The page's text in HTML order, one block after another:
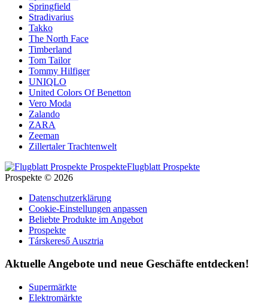
Springfield
Stradivarius
Takko
The North Face
Timberland
Tom Tailor
Tommy Hilfiger
UNIQLO
United Colors Of Benetton
Vero Moda
Zalando
ZARA
Zeeman
Zillertaler Trachtenwelt
Flugblatt Prospekte
Prospekte © 2026
Datenschutzerklärung
Cookie-Einstellungen anpassen
Beliebte Produkte im Angebot
Prospekte
Társkereső Ausztria
Aktuelle Angebote und neue Geschäfte entdecken!
Supermärkte
Elektromärkte